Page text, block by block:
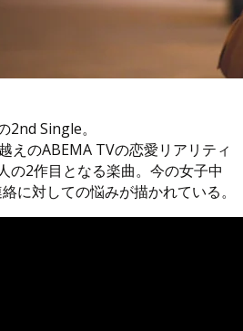
2nd Single。
えのABEMA TVの恋愛リアリティ
の2作目となる楽曲。今の女子中
に対しての悩みが描かれている。